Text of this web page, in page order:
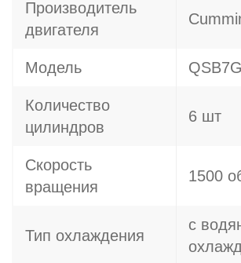
Производитель
двигателя
Модель
Количество
цилиндров
6 шт
Скорость
вращения
1500
Тип охлаждения
с